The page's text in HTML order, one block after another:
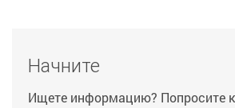
Начните
Ищете информацию? Попросите